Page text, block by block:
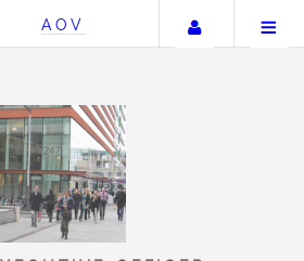
AOV Uw